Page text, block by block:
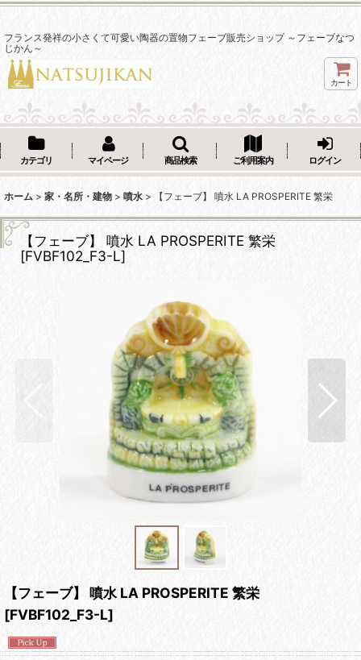
フランス発祥の小さくて可愛い陶器の置物フェーブ販売ショップ ～フェーブなつ
じかん～
カート
カテゴリ マイページ 商品検索 ご利用案内 ログイン
ホーム > 家・名所・建物 > 噴水 > 【フェーブ】 噴水 LA PROSPERITE 繁栄
【フェーブ】 噴水 LA PROSPERITE 繁栄
[FVBF102_F3-L]
【フェーブ】 噴水 LA PROSPERITE 繁栄
[FVBF102_F3-L]